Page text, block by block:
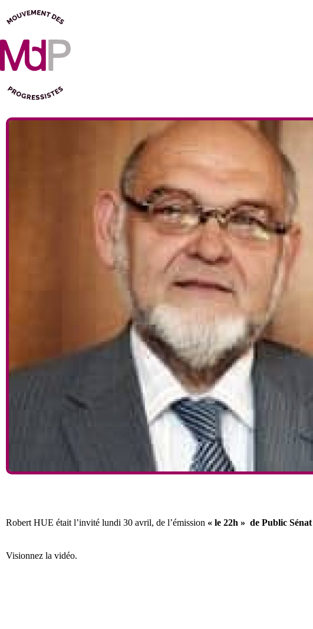
Robert HUE était l’invité lundi 30 avril, de l’émission « le 22h » de Public Sénat
Visionnez la vidéo.